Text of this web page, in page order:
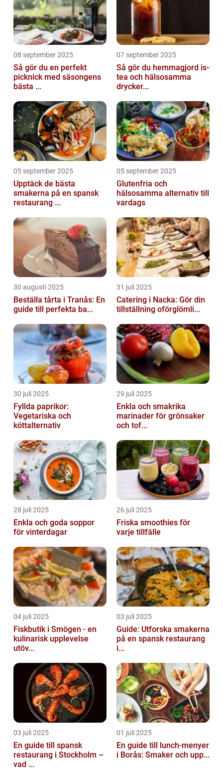
08 september 2025
Så gör du en perfekt
picknick med säsongens
bästa ...
07 september 2025
Så gör du hemmagjord is-
tea och hälsosamma
drycker...
05 september 2025
Upptäck de bästa
smakerna på en spansk
restaurang ...
05 september 2025
Glutenfria och
hälsosamma alternativ till
vardags
30 augusti 2025
Beställa tårta i Tranås: En
guide till perfekta ba...
31 juli 2025
Catering i Nacka: Gör din
tillställning oförglömli...
30 juli 2025
Fyllda paprikor:
Vegetariska och
köttalternativ
29 juli 2025
Enkla och smakrika
marinader för grönsaker
och tof...
28 juli 2025
Enkla och goda soppor
för vinterdagar
26 juli 2025
Friska smoothies för
varje tillfälle
04 juli 2025
Fiskbutik i Smögen - en
kulinarisk upplevelse
utöv...
03 juli 2025
Guide: Utforska smakerna
på en spansk restaurang
i...
03 juli 2025
En guide till spansk
restaurang i Stockholm –
vad ...
01 juli 2025
En guide till lunch-menyer
i Borås: Smaker och upp...